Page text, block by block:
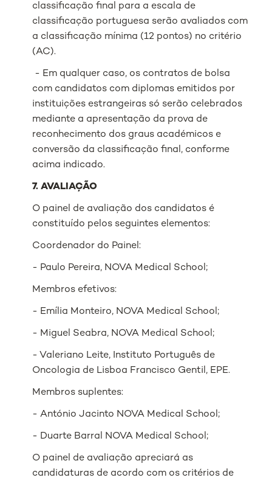
classificação final para a escala de
classificação portuguesa serão avaliados com
a classificação mínima (12 pontos) no critério
(AC).
- Em qualquer caso, os contratos de bolsa
com candidatos com diplomas emitidos por
instituições estrangeiras só serão celebrados
mediante a apresentação da prova de
reconhecimento dos graus académicos e
conversão da classificação final, conforme
acima indicado.
7. AVALIAÇÃO
O painel de avaliação dos candidatos é
constituído pelos seguintes elementos:
Coordenador do Painel:
- Paulo Pereira, NOVA Medical School;
Membros efetivos:
- Emília Monteiro, NOVA Medical School;
- Miguel Seabra, NOVA Medical School;
- Valeriano Leite, Instituto Português de
Oncologia de Lisboa Francisco Gentil, EPE.
Membros suplentes:
- António Jacinto NOVA Medical School;
- Duarte Barral NOVA Medical School;
O painel de avaliação apreciará as
candidaturas de acordo com os critérios de